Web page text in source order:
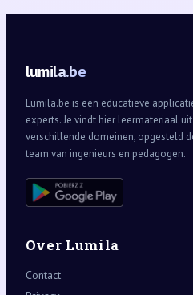
lumila.be
Lumila.be is een educatieve
experts. Je vindt hier leermateriaal
verschillende domeinen, opgesteld
team van ingenieurs en pedagogen.
Over Lumila
Contact